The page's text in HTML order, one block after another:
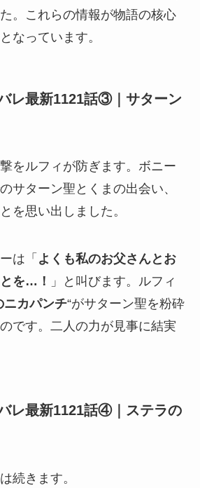
。これらの情報が物語の核心
なっています。
レ最新1121話③｜サターン
をルフィが防ぎます。ボニー
サターン聖とくまの出会い、
を思い出しました。
は「 よくも私のお父さんとお
を…！
」と叫びます。ルフィ
ニカパンチ“がサターン聖を粉砕
です。二人の力が見事に結実
レ最新1121話④｜ステラの
続きます。